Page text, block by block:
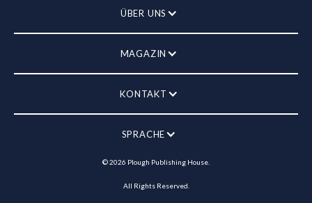
ÜBER UNS
MAGAZIN
KONTAKT
SPRACHE
©2026 Plough Publishing House.
All Rights Reserved.